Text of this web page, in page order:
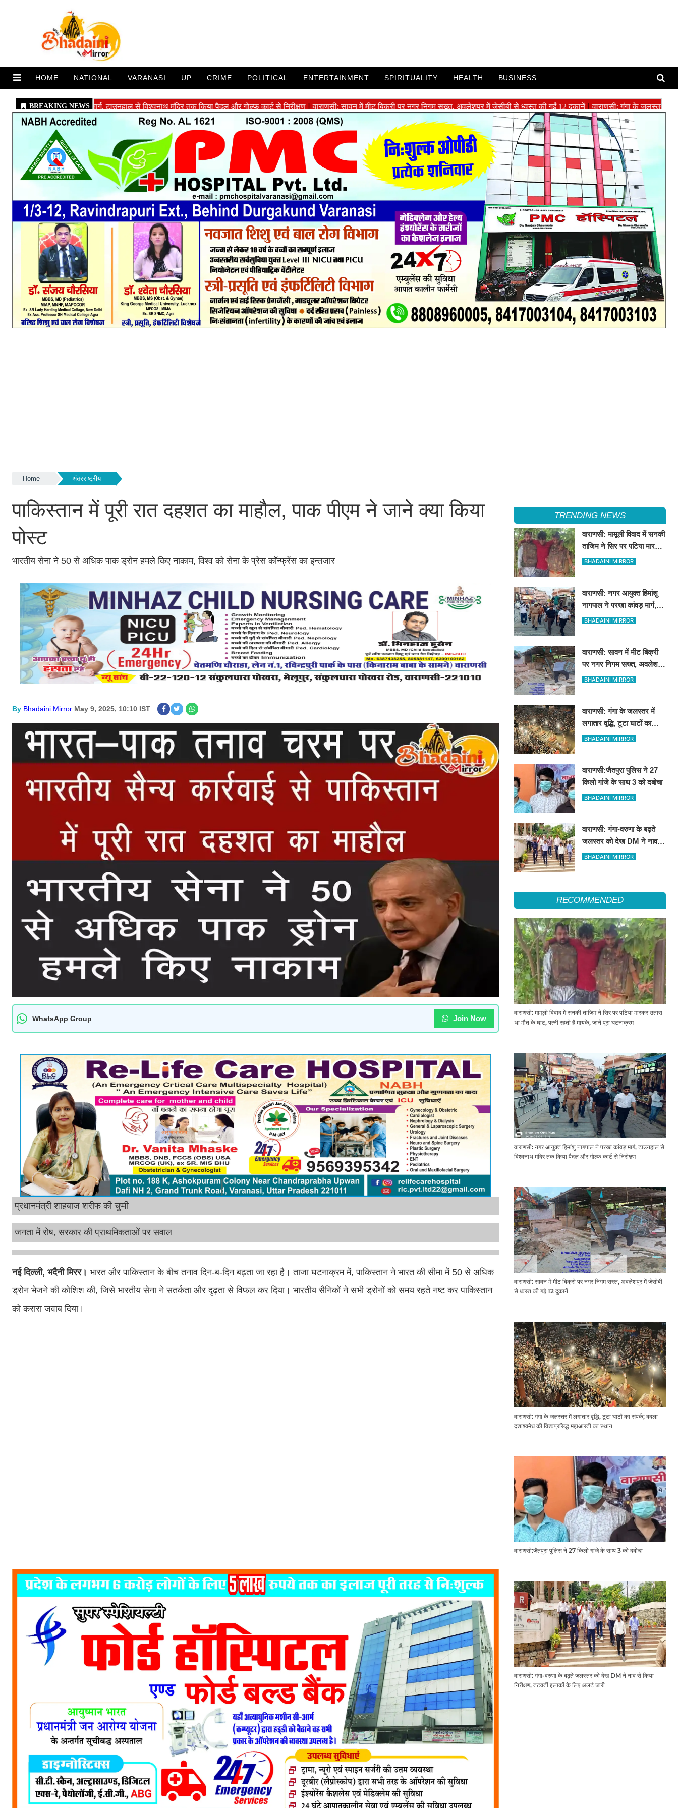
HOME NATIONAL VARANASI UP CRIME POLITICAL ENTERTAINMENT SPIRITUALITY HEALTH BUSINESS
Home अंतरराष्ट्रीय
पाकिस्तान में पूरी रात दहशत का माहौल, पाक पीएम ने जाने क्या किया
पोस्ट
भारतीय सेना ने 50 से अधिक पाक ड्रोन हमले किए नाकाम, विश्व को सेना के प्रेस कॉन्फ्रेंस का इन्तजार
By Bhadaini Mirror May 9, 2025, 10:10 IST
WhatsApp Group Join Now
प्रधानमंत्री शाहबाज शरीफ की चुप्पी
जनता में रोष, सरकार की प्राथमिकताओं पर सवाल
नई दिल्ली, भदैनी मिरर। भारत और पाकिस्तान के बीच तनाव दिन-ब-दिन बढ़ता जा रहा है। ताजा घटनाक्रम में, पाकिस्तान ने भारत की सीमा में 50 से अधिक
ड्रोन भेजने की कोशिश की, जिसे भारतीय सेना ने सतर्कता और दृढ़ता से विफल कर दिया। भारतीय सैनिकों ने सभी ड्रोनों को समय रहते नष्ट कर पाकिस्तान
को करारा जवाब दिया।
TRENDING NEWS
वाराणसी: मामूली विवाद में सनकी
ताजिम ने सिर पर पटिया मारकर
उतारा था मौत के घाट, पत्नी
BHADAINI MIRROR
वाराणसी: नगर आयुक्त हिमांशु
नागपाल ने परखा कांवड़ मार्ग,
टाउनहाल से विश्वनाथ मंदिर
BHADAINI MIRROR
वाराणसी: सावन में मीट बिक्री
पर नगर निगम सख्त, अवलेशपुर
में जेसीबी से ध्वस्त की गईं 12
BHADAINI MIRROR
वाराणसी: गंगा के जलस्तर में
लगातार वृद्धि, टूटा घाटों का
संपर्क; बदला दशाश्वमेध की
BHADAINI MIRROR
वाराणसी:जैतपुरा पुलिस ने 27
किलो गांजे के साथ 3 को दबोचा
BHADAINI MIRROR
वाराणसी: गंगा-वरुणा के बढ़ते
जलस्तर को देख DM ने नाव से
किया निरीक्षण, तटवर्ती इलाकों के
BHADAINI MIRROR
RECOMMENDED
वाराणसी: मामूली विवाद में सनकी ताजिम ने सिर पर पटिया मारकर उतारा
था मौत के घाट, पत्नी रहती है मायके, जानें पूरा घटनाक्रम
वाराणसी: नगर आयुक्त हिमांशु नागपाल ने परखा कांवड़ मार्ग, टाउनहाल से
विश्वनाथ मंदिर तक किया पैदल और गोल्फ कार्ट से निरीक्षण
वाराणसी: सावन में मीट बिक्री पर नगर निगम सख्त, अवलेशपुर में जेसीबी
से ध्वस्त की गईं 12 दुकानें
वाराणसी: गंगा के जलस्तर में लगातार वृद्धि, टूटा घाटों का संपर्क; बदला
दशाश्वमेध की विश्वप्रसिद्ध महाआरती का स्थान
वाराणसी:जैतपुरा पुलिस ने 27 किलो गांजे के साथ 3 को दबोचा
वाराणसी: गंगा-वरुणा के बढ़ते जलस्तर को देख DM ने नाव से किया
निरीक्षण, तटवर्ती इलाकों के लिए अलर्ट जारी